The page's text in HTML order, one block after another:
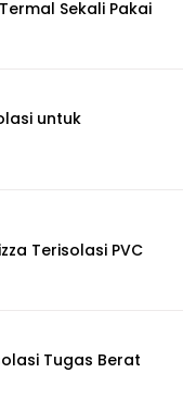
Sekali Pakai
untuk
Terisolasi PVC
Tugas Berat